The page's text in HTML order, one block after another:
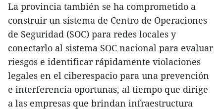
La provincia también se ha comprometido a
construir un sistema de Centro de Operaciones
de Seguridad (SOC) para redes locales y
conectarlo al sistema SOC nacional para evaluar
riesgos e identificar rápidamente violaciones
legales en el ciberespacio para una prevención
e interferencia oportunas, al tiempo que dirige
a las empresas que brindan infraestructura